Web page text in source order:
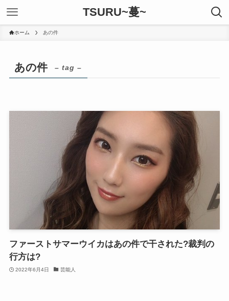
TSURU~蔓~
ホーム あの件
あの件 – tag –
ファーストサマーウイカはあの件で干された?裁判の
行方は?
2022年6月4日 芸能人